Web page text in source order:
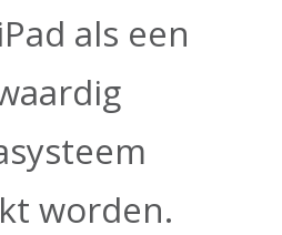
als een
worden.